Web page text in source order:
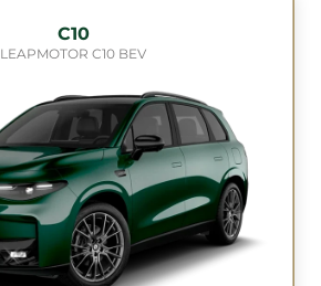
C10
LEAPMOTOR C10 BEV